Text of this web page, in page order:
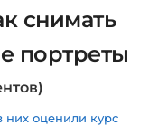
снимать
портреты
них оценили курс